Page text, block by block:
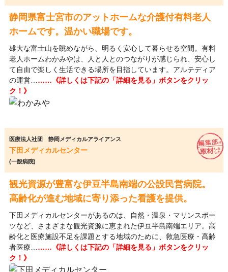
静岡県富士宮市のアットホームな介護付有料老人
ホームです。温かい職場です。
雄大な富士山を眺めながら、明るく安心して暮らせる空間。有料
老人ホームわかみやは、人と人とのつながりが感じられ、安心し
て自由で楽しく生活できる場所を目指しています。アルテディア
の運営… ……《詳しくは下記の「詳細を見る」ボタンをクリッ
ク！》
医療法人社団 静岡メディカルアライアンス
下田メディカルセンター
(一般病院)
観光資源が豊富な伊豆半島南端の公設民営病院。
高齢化が進む地域に寄り添った看護を提供。
下田メディカルセンターがあるのは、自然・温泉・マリンスポー
ツなど、さまざまな観光資源に恵まれた伊豆半島南端エリア。高
齢化と医療施設不足を課題とする地域のために、救急医療・高齢
者医療… ……《詳しくは下記の「詳細を見る」ボタンをクリッ
ク！》